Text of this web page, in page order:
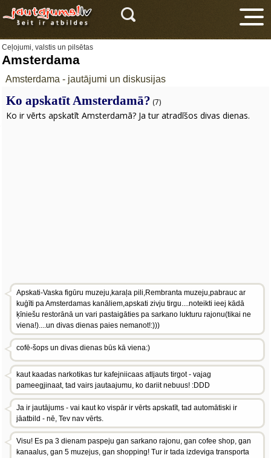
Ceļojumi, valstis un pilsētas
Amsterdama
Amsterdama - jautājumi un diskusijas
Ko apskatīt Amsterdamā? (7)
Ko ir vērts apskatīt Amsterdamā? Ja tur atradīšos divas dienas.
Apskati-Vaska figūru muzeju,karaļa pili,Rembranta muzeju,pabrauc ar
kuģīti pa Amsterdamas kanāliem,apskati zivju tirgu....noteikti ieej kādā
ķīniešu restorānā un vari pastaigāties pa sarkano lukturu rajonu(tikai ne
viena!)....un divas dienas paies nemanot!:)))
cofē-šops un divas dienas būs kā viena:)
kaut kaadas narkotikas tur kafejniicaas atljauts tirgot - vajag
pameegjinaat, tad vairs jautaajumu, ko dariit nebuus! :DDD
Ja ir jautājums - vai kaut ko vispār ir vērts apskatīt, tad automātiski ir
jāatbild - nē, Tev nav vērts.
Visu! Es pa 3 dienam paspeju gan sarkano rajonu, gan cofee shop, gan
kanaalus, gan 5 muzejus, gan shopping! Tur ir tada izdeviga transporta